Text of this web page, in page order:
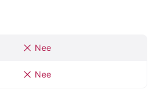
Nee
Nee